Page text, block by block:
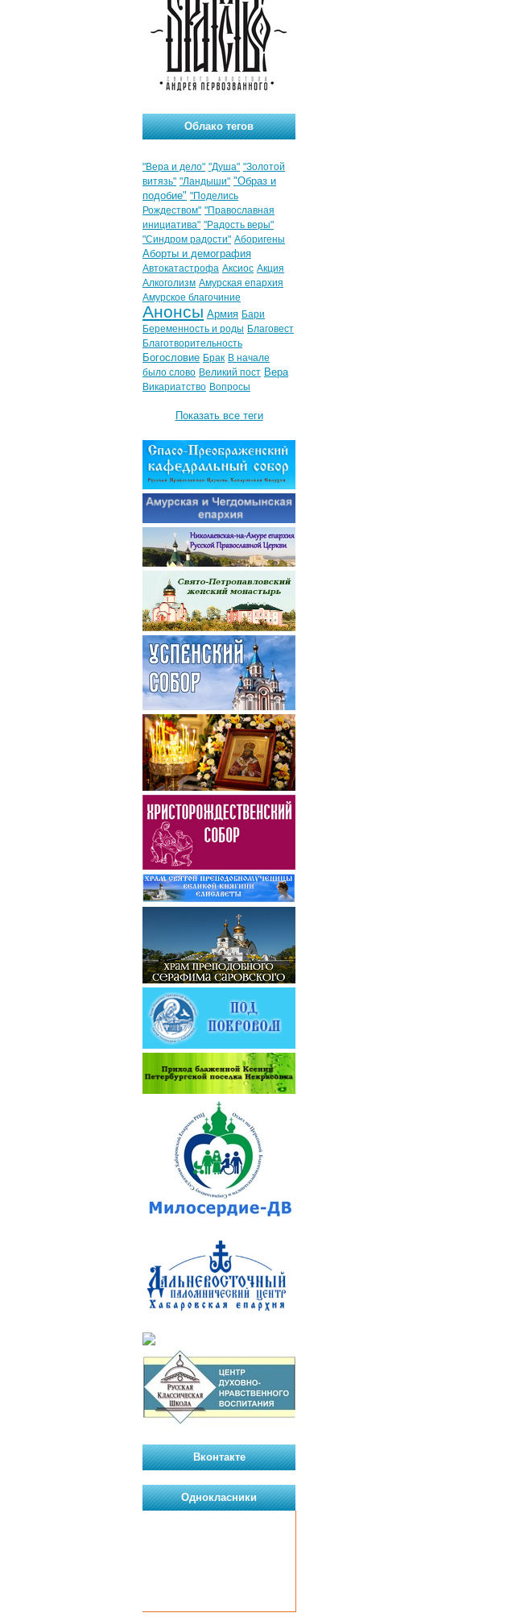
Облако тегов
"Вера и дело" "Душа" "Золотой
витязь" "Ландыши" "Образ и
подобие" "Поделись
Рождеством" "Православная
инициатива" "Радость веры"
"Синдром радости" Аборигены
Аборты и демография
Автокатастрофа Аксиос Акция
Алкоголизм Амурская епархия
Амурское благочиние
Анонсы Армия Бари
Беременность и роды Благовест
Благотворительность
Богословие Брак В начале
было слово Великий пост Вера
Викариатство Вопросы
Показать все теги
Вконтакте
Однокласники